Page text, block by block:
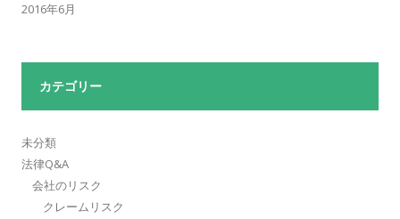
2016年6月
カテゴリー
未分類
法律Q&A
会社のリスク
クレームリスク